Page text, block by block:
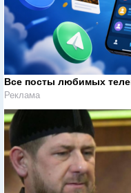
Все посты любимых
Реклама